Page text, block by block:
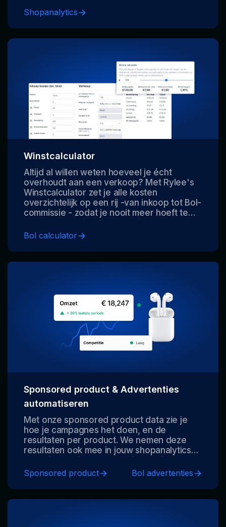
om actie te ondernemen en je verkeer of
conversie te verbeteren.
Shopanalytics
Winstcalculator
Altijd al willen weten hoeveel je écht
overhoudt aan een verkoop? Met Rylee's
Winstcalculator zet je alle kosten
overzichtelijk op een rij -van inkoop tot Bol-
commissie - zodat je nooit meer hoeft te
gokken. Gebruik ook onze slimme calculator
om te zien wat je precies verdient bij een
Bol calculator
Sponsored product & Advertenties
automatiseren
Met onze sponsored product data zie je
hoe je campagnes het doen, en de
resultaten per product. We nemen deze
resultaten ook mee in jouw shopanalytics
Optimaliseer elke euro in Bol advertenties
via campagnemanagement en Ads
Automatisering
Sponsored product Bol advertenties